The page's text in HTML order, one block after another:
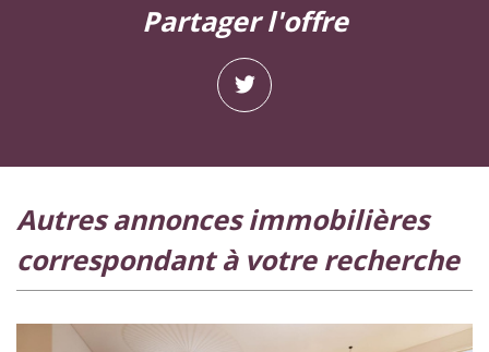
partager l'offre
autres annonces immobilières
correspondant à votre recherche